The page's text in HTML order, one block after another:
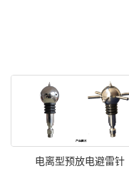
电离型预放电避雷针